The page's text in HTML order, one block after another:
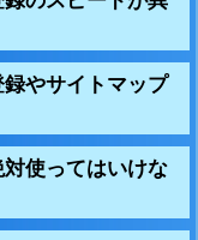
やサイトマップ
使ってはいけな